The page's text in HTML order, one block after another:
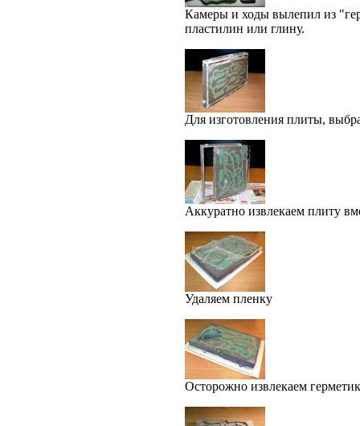
Камеры и ходы вылепил из
пластилин или глину.
Для изготовления плиты,
Аккуратно извлекаем плиту
Удаляем пленку
Осторожно извлекаем